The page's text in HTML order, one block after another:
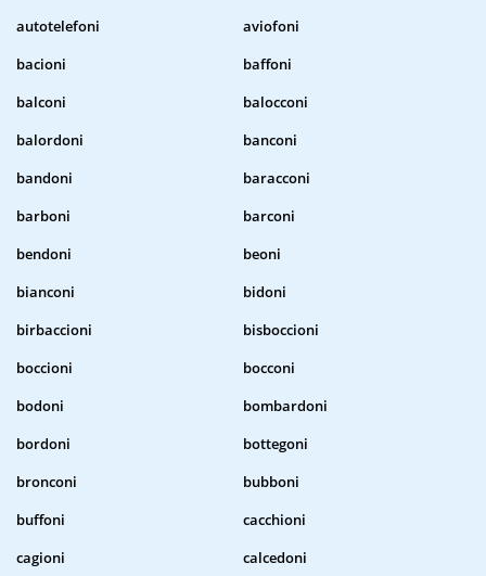
autotelefoni
aviofoni
bacioni
baffoni
balconi
balocconi
balordoni
banconi
bandoni
baracconi
barboni
barconi
bendoni
beoni
bianconi
bidoni
birbaccioni
bisboccioni
boccioni
bocconi
bodoni
bombardoni
bordoni
bottegoni
bronconi
bubboni
buffoni
cacchioni
cagioni
calcedoni